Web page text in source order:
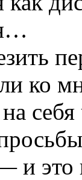
ко
и это